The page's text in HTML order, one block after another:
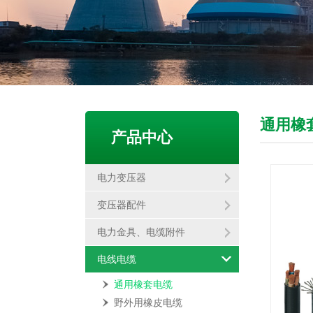
产品中心
电力变压器
变压器配件
电力金具、电缆附件
电线电缆
通用橡套电缆
野外用橡皮电缆
通用橡